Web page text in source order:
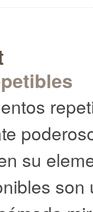
su